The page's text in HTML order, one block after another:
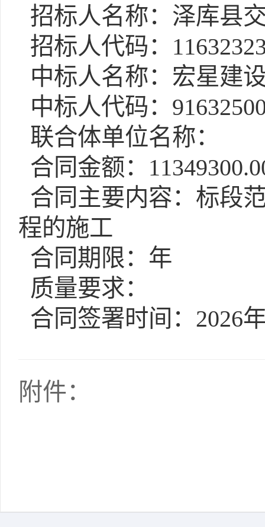
招标人名称：泽库县
招标人代码：
中标人名称：宏星建
中标人代码：
联合体单位名称：
合同金额：
合同主要内容：标段
程的施工
合同期限：年
质量要求：
合同签署时间：2026
附件：